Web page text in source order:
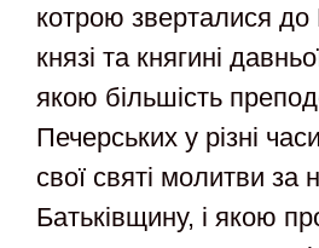
котрою зверталися до
князі та княгині
якою більшість
Печерських у різні
свої святі молитви за
Батьківщину, і якою